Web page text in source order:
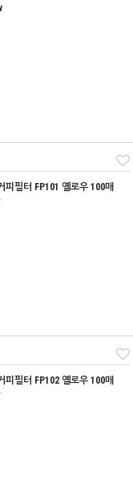
피필터 FP101 옐로우 100매
피필터 FP102 옐로우 100매